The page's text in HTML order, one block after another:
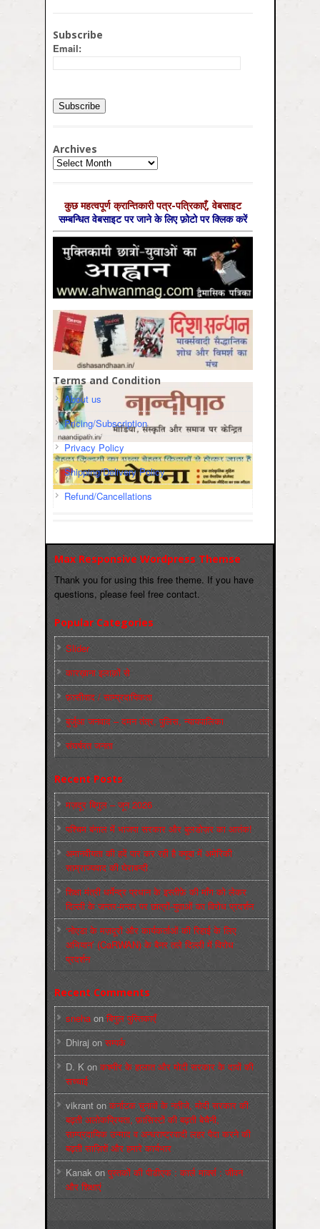
Subscribe
Email:
Archives
Archives
कुछ महत्‍वपूर्ण क्रान्तिकारी पत्र-पत्रिकाएँ, वेबसाइट
सम्‍बन्धित वेबसाइट पर जाने के लिए फ़ोटो पर क्लिक करें
Terms and Condition
About us
Pricing/Subscription
Privacy Policy
Shipping/Delivery Policy
Refund/Cancellations
Max Responsive Wordpress Themse
Thank you for using this free theme. If you have
questions, please feel free contact.
Popular Categories
Slider
कारख़ाना इलाक़ों से
फ़ासीवाद / साम्‍प्रदायिकता
बुर्जुआ जनवाद – दमन तंत्र, पुलिस, न्‍यायपालिका
संघर्षरत जनता
Recent Posts
मज़दूर बिगुल – जून 2026
पश्चिम बंगाल में भाजपा सरकार और बुलडोज़र का आतंक!
अमानवीयता की हदें पार कर रही है क्यूबा में अमेरिकी
साम्राज्यवाद की घेराबन्दी
शिक्षा मंत्री धर्मेन्द्र प्रधान के इस्तीफ़े की माँग को लेकर
दिल्ली के जन्तर-मन्तर पर छात्रों-युवाओं का विरोध प्रदर्शन
‘नोएडा के मज़दूरों और कार्यकर्ताओं की रिहाई के लिए
अभियान’ (CaRWAN) के बैनर तले दिल्ली में विरोध
प्रदर्शन
Recent Comments
sneha on बिगुल पुस्तिकाएँ
Dhiraj on सम्पर्क
D. K on कश्मीर के हालात और मोदी सरकार के दावों की
सच्चाई
vikrant onकर्नाटक चुनावों के नतीजे, मोदी सरकार की
बढ़ती अलोकप्रियता, फ़ासिस्टों की बढ़ती बेचैनी,
साम्प्रदायिक उन्माद व अन्धराष्ट्रवादी लहर पैदा करने की
बढ़ती साज़िशें और हमारे कार्यभार
Kanak onपुस्‍तकों की पीडीएफ : कार्ल मार्क्‍स : जीवन
और शिक्षाएं